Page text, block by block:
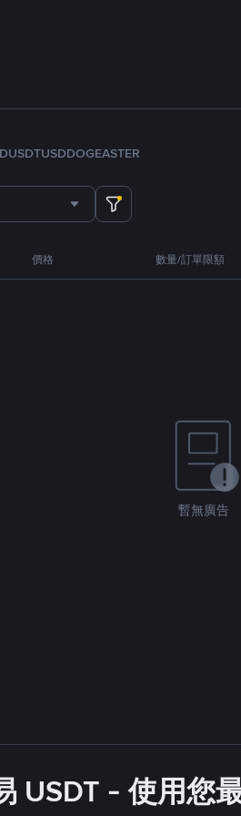
TUSDDOGEASTER
價格 數量/訂單限額
暫無廣告
USDT - 使用您